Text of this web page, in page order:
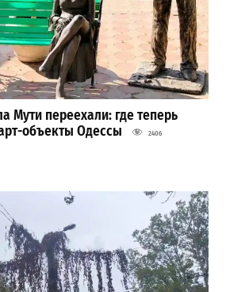
Мути переехали: где теперь
объекты Одессы
2406